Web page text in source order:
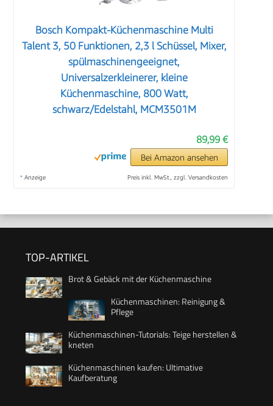
Bosch Kompakt-Küchenmaschine Multi
Talent 3, 50 Funktionen, 2,3 l Schüssel, Mixer,
spülmaschinengeeignet,
Universalzerkleinerer, kleine
Küchenmaschine, 800 Watt,
schwarz/Edelstahl, MCM3501M
89,99 €
Bei Amazon ansehen
* Anzeige Preis inkl. MwSt., zzgl. Versandkosten
TOP-ARTIKEL
Brot & Gebäck mit der Küchenmaschine
Küchenmaschinen: Reinigung &
Pflege
Küchenmaschinen-Tutorials: Teige herstellen &
kneten
Küchenmaschinen kaufen: Ultimative
Kaufberatung